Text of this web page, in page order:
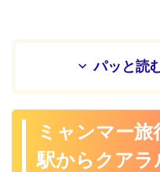
パッと読
ミャンマー
駅からクアラ